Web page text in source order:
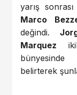
yarış
Marco
değindi.
Marquez
bünyesinde
belirterek